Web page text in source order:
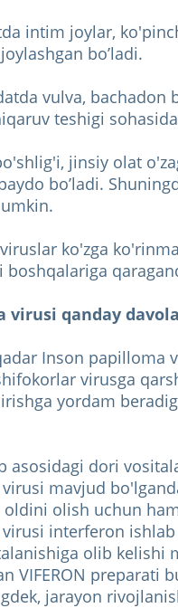
intim joylar,
bo’ladi.
vulva,
teshigi
jinsiy olat
bo’ladi.
ko'zga
boshqalariga
virusi qanday
Inson papilloma
virusga
yordam
asosidagi dori
mavjud
olish uchun
interferon
olib kelishi
VIFERON preparati
jarayon